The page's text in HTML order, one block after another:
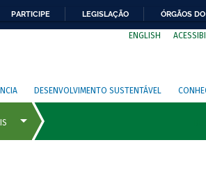
PARTICIPE LEGISLAÇÃO ÓRGÃOS
ENGLISH
DESENVOLVIMENTO SUSTENTÁVEL